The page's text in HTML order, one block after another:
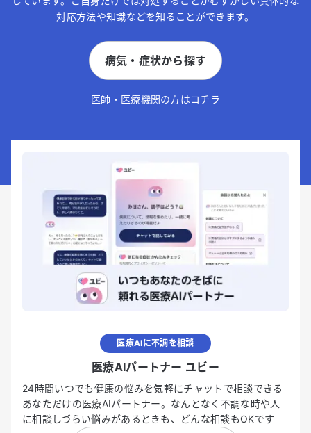
対応方法や知識などを知ることができます。
病気・症状から探す
医師・医療機関の方はコチラ
医療AIに不調を相談
医療AIパートナー ユビー
24時間いつでも健康の悩みを気軽にチャットで相談できる
あなただけの医療AIパートナー。なんとなく不調な時や人
に相談しづらい悩みがあるときも、どんな相談もOKです